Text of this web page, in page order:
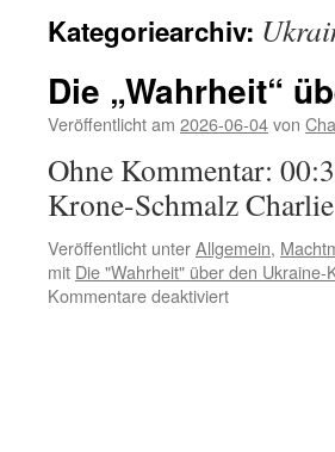
Kategoriearchiv:
Die „Wahrheit“
Veröffentlicht am 2026-06-04von
Ohne Kommentar:
Krone-Schmalz
Veröffentlicht unterAllgemein,
mit Die "Wahrheit" über den Ukraine-
Kommentare deaktiviertfür